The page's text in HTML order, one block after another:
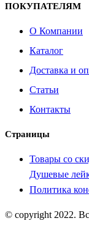
ПОКУПАТЕЛЯМ
О Компании
Каталог
Доставка и
Статьи
Контакты
Страницы
Товары со
Душевые
Политика
© copyright 2022.